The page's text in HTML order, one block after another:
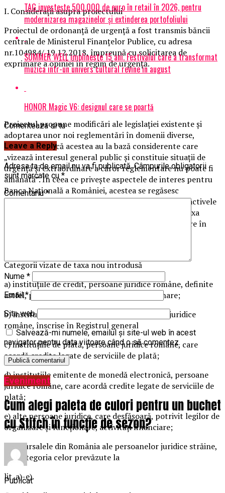
I. Consideraţii asupra proiectului
Proiectul de ordonanţă de urgenţă a fost transmis băncii
centrale de Ministerul Finanţelor Publice, cu adresa
nr.104984/ 19.12.2018, împreună cu solicitarea de
exprimare a opiniei în regim de urgenţă.
Proiectul propune modificări ale legislaţiei existente şi
adoptarea unor noi reglementări în domenii diverse,
apreciindu-se că acestea au la bază considerente care
„vizează interesul general public şi constituie situaţii de
urgenţă şi extraordinare a căror reglementare nu poate fi
amânată”. În ceea ce priveşte aspectele de interes pentru
Banca Naţională a României, acestea se regăsesc
reglementate in Capitolul IV – Instituirea taxei pe activele
instituţiilor financiar bancare — taxa pe lăcomie. Taxa
urmează să fie percepută oricărei instituţii financiare în
Categorii vizate de taxa nou introdusă
a) instituţiile de credit, persoane juridice române, definite
astfel, potrivit legii de organizare şi funcţionare;
b) instituţiile financiare nebancare, persoane juridice
române, înscrise în Registrul general
c) instituţiile de plată, persoane juridice române, care
acordă credite legate de serviciile de plată;
d) instituţiile emitente de monedă electronică, persoane
juridice române, care acordă credite legate de serviciile de
plată;
e) alte persoane juridice, care desfăşoară, potrivit legilor de
organizare şi funcţionare, activităţi financiare;
f) sucursalele din România ale persoanelor juridice străine,
din categoria celor prevăzute la
lit. a)-e).
TAG investește 500.000 de euro în retail în 2026, pentru
modernizarea magazinelor și extinderea portofoliului
SUMMER WELL implineste 15 ani. Festivalul care a transformat
muzica intr-un univers cultural revine in august
HONOR Magic V6: designul care se poartă
Comenteaza si tu
Leave a Reply
Adresa ta de email nu va fi publicată. Câmpurile obligatorii
sunt marcate cu *
Comentariu*
Nume *
Email*
Site web
Salvează-mi numele, emailul și site-ul web în acest
navigator pentru data viitoare când o să comentez.
Eveniment
Cum alegi paleta de culori pentru un buchet
cu Stitch în funcție de sezon?
Publicat